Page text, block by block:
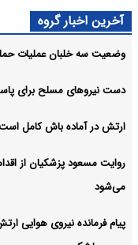
آخرین اخبار گروه
وضعیت سه خلبان عملیات
دست نیروهای مسلح برای
ارتش در آماده باش کامل
روایت مسعود پزشکیان از
می‌شود
پیام فرمانده نیروی هوایی